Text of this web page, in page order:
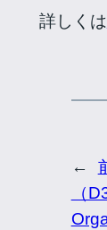
詳しくは
←
（